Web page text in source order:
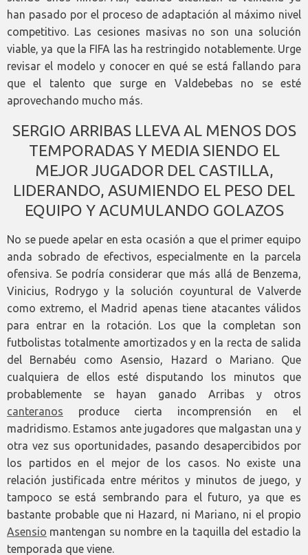
han pasado por el proceso de adaptación al máximo nivel
competitivo. Las cesiones masivas no son una solución
viable, ya que la FIFA las ha restringido notablemente. Urge
revisar el modelo y conocer en qué se está fallando para
que el talento que surge en Valdebebas no se esté
aprovechando mucho más.
SERGIO ARRIBAS LLEVA AL MENOS DOS
TEMPORADAS Y MEDIA SIENDO EL
MEJOR JUGADOR DEL CASTILLA,
LIDERANDO, ASUMIENDO EL PESO DEL
EQUIPO Y ACUMULANDO GOLAZOS
No se puede apelar en esta ocasión a que el primer equipo
anda sobrado de efectivos, especialmente en la parcela
ofensiva. Se podría considerar que más allá de Benzema,
Vinicius, Rodrygo y la solución coyuntural de Valverde
como extremo, el Madrid apenas tiene atacantes válidos
para entrar en la rotación. Los que la completan son
futbolistas totalmente amortizados y en la recta de salida
del Bernabéu como Asensio, Hazard o Mariano. Que
cualquiera de ellos esté disputando los minutos que
probablemente se hayan ganado Arribas y otros
canteranos produce cierta incomprensión en el
madridismo. Estamos ante jugadores que malgastan una y
otra vez sus oportunidades, pasando desapercibidos por
los partidos en el mejor de los casos. No existe una
relación justificada entre méritos y minutos de juego, y
tampoco se está sembrando para el futuro, ya que es
bastante probable que ni Hazard, ni Mariano, ni el propio
Asensio mantengan su nombre en la taquilla del estadio la
temporada que viene.